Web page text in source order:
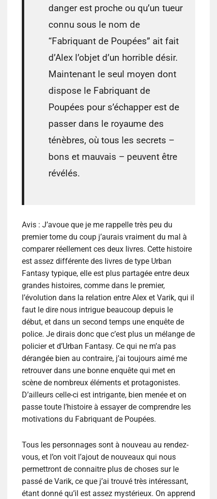
danger est proche ou qu’un tueur
connu sous le nom de
“Fabriquant de Poupées” ait fait
d’Alex l’objet d’un horrible désir.
Maintenant le seul moyen dont
dispose le Fabriquant de
Poupées pour s’échapper est de
passer dans le royaume des
ténèbres, où tous les secrets –
bons et mauvais – peuvent être
révélés.
Avis : J’avoue que je me rappelle très peu du
premier tome du coup j’aurais vraiment du mal à
comparer réellement ces deux livres. Cette histoire
est assez différente des livres de type Urban
Fantasy typique, elle est plus partagée entre deux
grandes histoires, comme dans le premier,
l’évolution dans la relation entre Alex et Varik, qui il
faut le dire nous intrigue beaucoup depuis le
début, et dans un second temps une enquête de
police. Je dirais donc que c’est plus un mélange de
policier et d’Urban Fantasy. Ce qui ne m’a pas
dérangée bien au contraire, j’ai toujours aimé me
retrouver dans une bonne enquête qui met en
scène de nombreux éléments et protagonistes.
D’ailleurs celle-ci est intrigante, bien menée et on
passe toute l’histoire à essayer de comprendre les
motivations du Fabriquant de Poupées.
Tous les personnages sont à nouveau au rendez-
vous, et l’on voit l’ajout de nouveaux qui nous
permettront de connaitre plus de choses sur le
passé de Varik, ce que j’ai trouvé très intéressant,
étant donné qu’il est assez mystérieux. On apprend